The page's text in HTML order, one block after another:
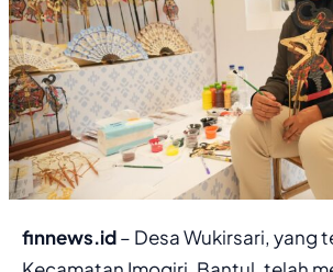
finnews.id– Desa Wukirsari, yang